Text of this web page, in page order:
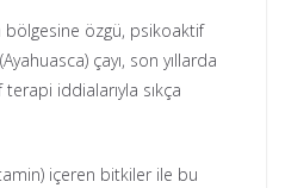
bölgesine özgü, psikoaktif
çayı, son yıllarda
iddialarıyla sıkça
içeren bitkiler ile bu